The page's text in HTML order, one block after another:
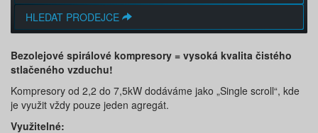
HLEDAT PRODEJCE
Bezolejové spirálové kompresory = vysoká kvalita čistého
stlačeného vzduchu!
Kompresory od 2,2 do 7,5kW dodáváme jako „Single scroll“, kde
je využit vždy pouze jeden agregát.
Využitelné: